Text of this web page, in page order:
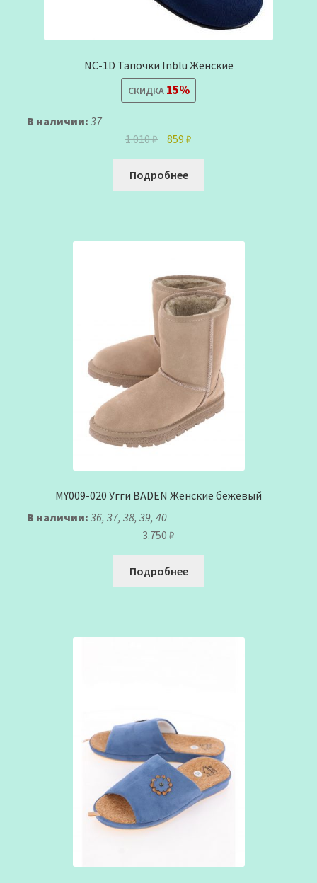
NC-1D Тапочки Inblu Женские
СКИДКА15%
В наличии: 37
1.010₽
Первоначальная
составляла
1.010 ₽.
859 ₽Текущая
Подробнее
MY009-020 Угги BADEN Женские бежевый
В наличии: 36, 37, 38, 39, 40
3.750 ₽
Подробнее